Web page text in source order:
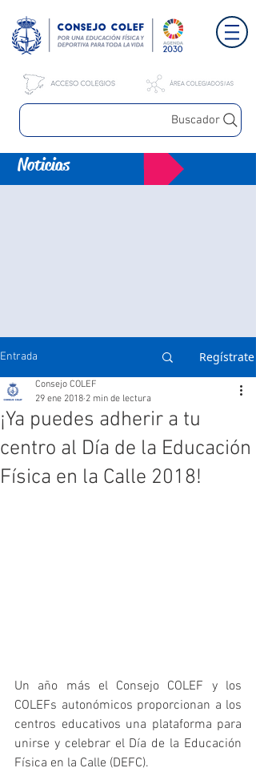
Buscador
Noticias
Entrada Regístrate
¡Ya puedes adherir a tu
centro al Día de la Educación
Física en la Calle 2018!
Consejo COLEF
29 ene 2018 2 min de lectura
Un año más el Consejo COLEF y los
COLEFs autonómicos proporcionan a los
centros educativos una plataforma para
unirse y celebrar el Día de la Educación
Física en la Calle (DEFC).